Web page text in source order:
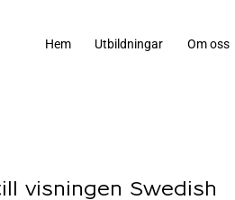
Hem Utbildningar Om oss
visningen Swedish